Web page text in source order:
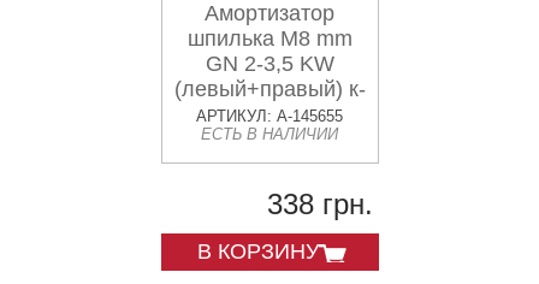
Амортизатор
шпилька М8 mm
GN 2-3,5 KW
(левый+правый) к-
кт 4шт SANJIA
АРТИКУЛ: A-145655
ЕСТЬ В НАЛИЧИИ
338 грн.
В КОРЗИНУ